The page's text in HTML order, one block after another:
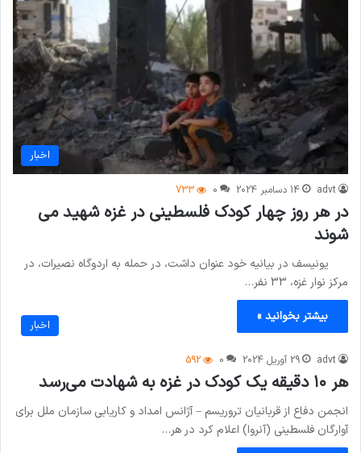
اخبار
advt 14 دسامبر 2024 0
733
در هر روز چهار کودک فلسطینی در غزه شهید می
شوند
یونیسف در بیانیه خود عنوان داشت، در حمله به اردوگاه نصیرات، در
مرکز نوار غزه، 33 نفر…
بیشتر بخوانید »
اخبار
advt 29 آوریل 2024 0
592
هر ۱۰ دقیقه یک کودک در غزه به شهادت می‌رسد
انجمن دفاع از قربانیان تروریسم – آژانس امداد و کاریابی سازمان ملل برای
آوارگان فلسطینی (آنروا) اعلام کرد در هر…